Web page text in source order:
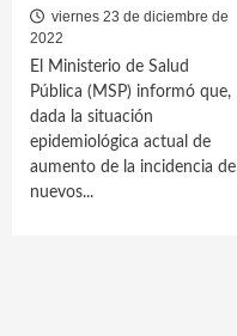
viernes 23 de diciembre de
2022
El Ministerio de Salud
Pública (MSP) informó que,
dada la situación
epidemiológica actual de
aumento de la incidencia de
nuevos...